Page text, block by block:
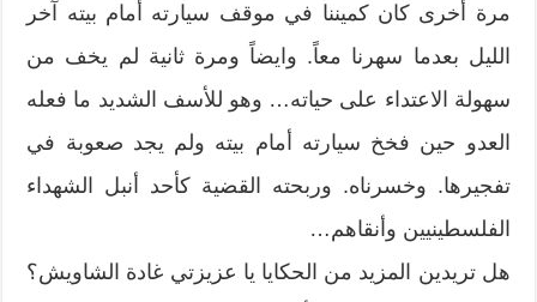
مرة أخرى كان كميننا في موقف سيارته أمام بيته آخر
الليل بعدما سهرنا معاً. وايضاً ومرة ثانية لم يخف من
سهولة الاعتداء على حياته… وهو للأسف الشديد ما فعله
العدو حين فخخ سيارته أمام بيته ولم يجد صعوبة في
تفجيرها. وخسرناه. وربحته القضية كأحد أنبل الشهداء
الفلسطينيين وأنقاهم…
هل تريدين المزيد من الحكايا يا عزيزتي غادة الشاويش؟